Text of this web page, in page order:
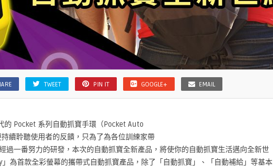
TWEET PIN IT GOOGLE+ EMAIL
的 Pocket 系列自動抓寶手環（Pocket Auto
續聆聽使用者的反饋，只為了為各位訓練家帶
過一番努力的研發，本次的自動抓寶全新產品，將使你的自動抓寶生活邁向全新世
」為首款全彩螢幕的攜帶式自動抓寶產品，除了「自動抓寶」、「自動補給」等基本